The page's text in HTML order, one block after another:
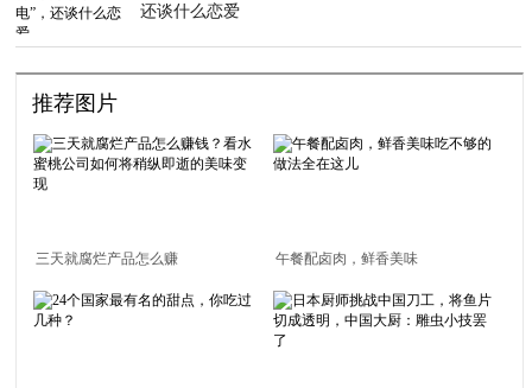
还谈什么恋爱
推荐图片
三天就腐烂产品怎么赚
钱？看水蜜桃公司如何
将稍纵即逝的美味变现
午餐配卤肉，鲜香美味
吃不够的做法全在这儿